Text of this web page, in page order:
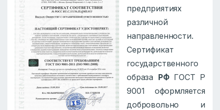
предприятиях
различной
направленности.
Сертификат
государственного
образа РФГОСТ Р
9001 оформляется
добровольно и